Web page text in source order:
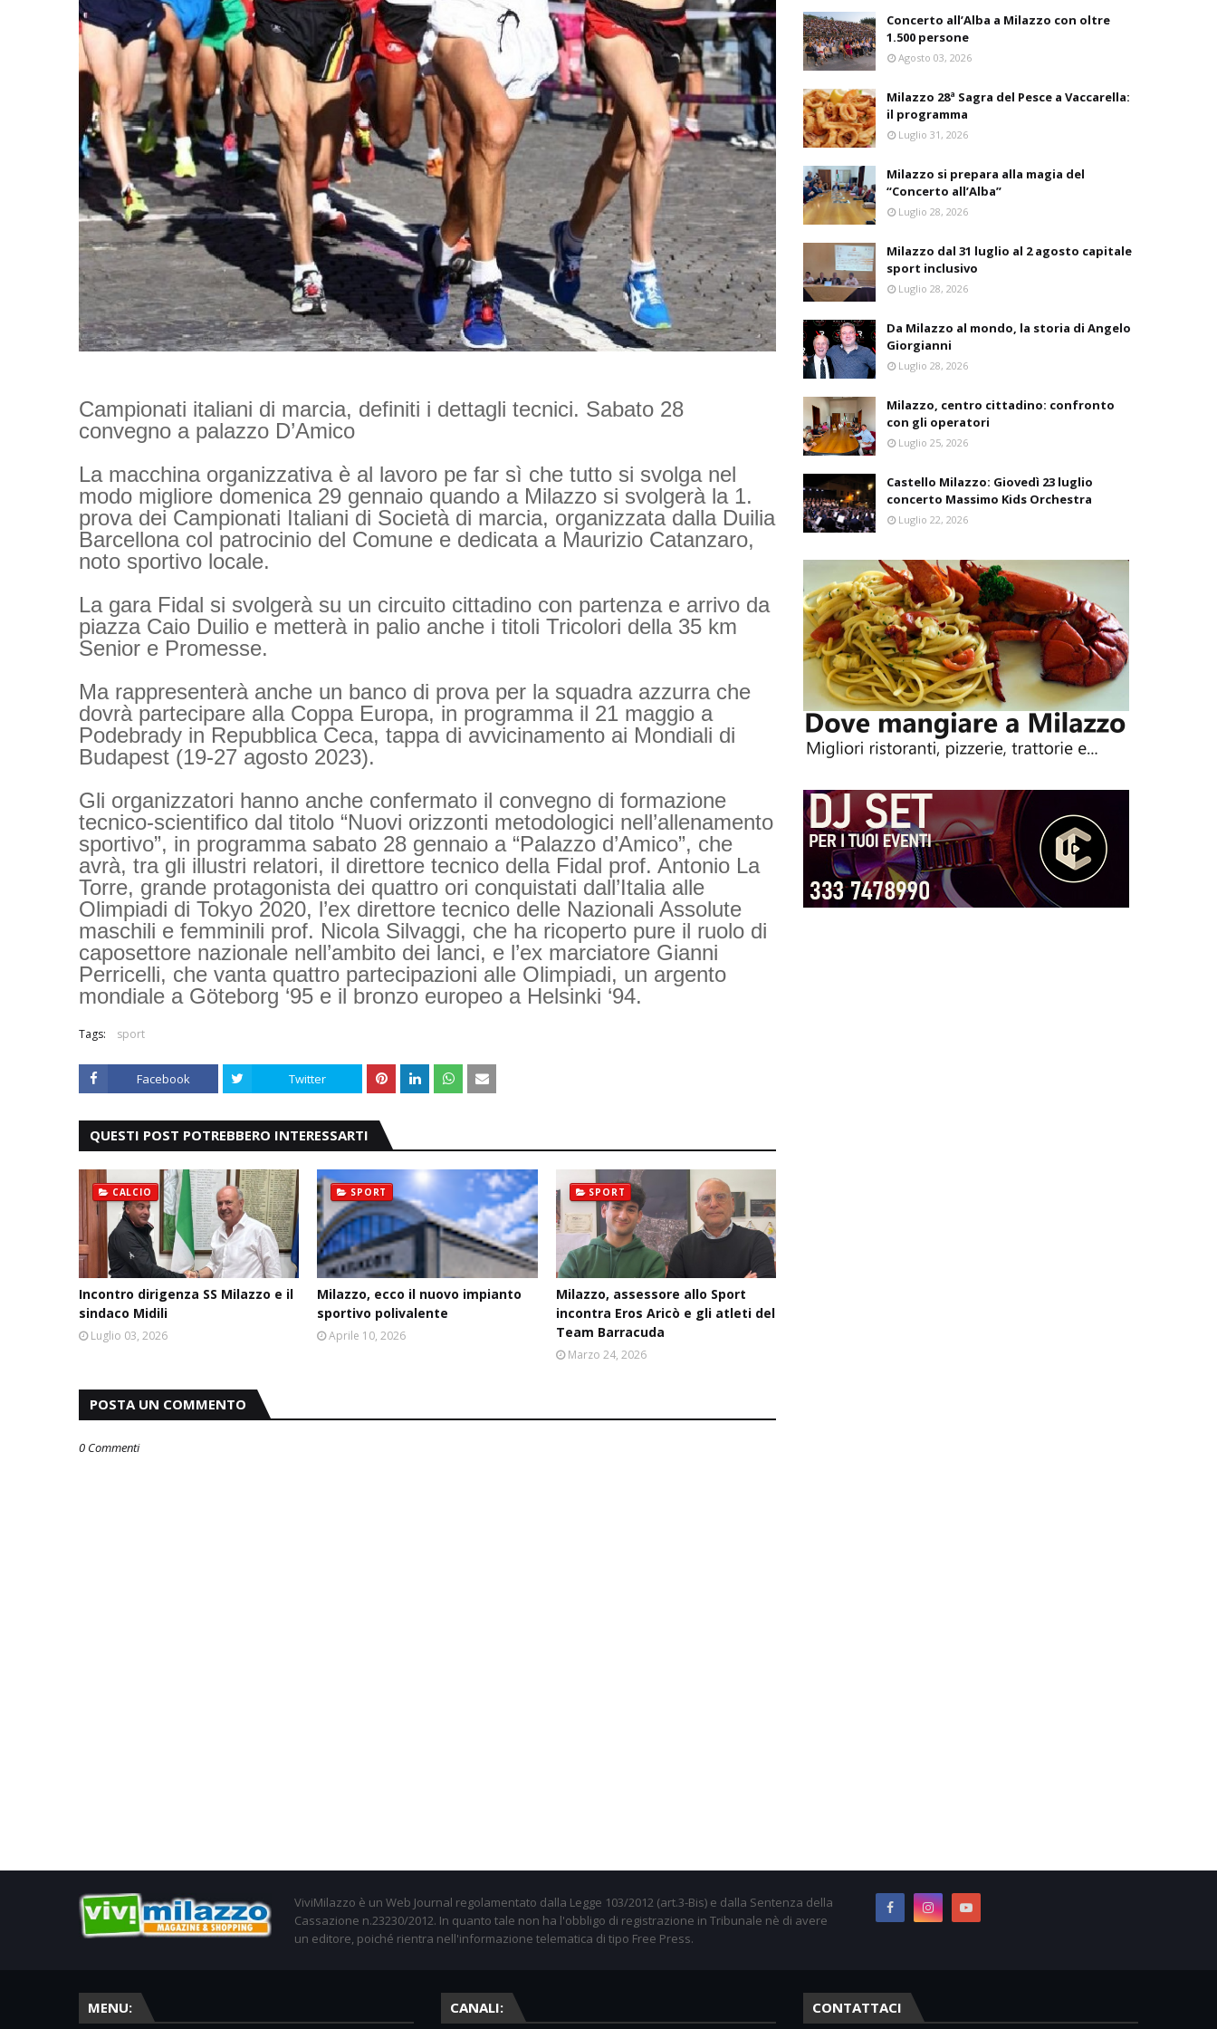
Campionati italiani di marcia, definiti i dettagli tecnici. Sabato 28
convegno a palazzo D’Amico
La macchina organizzativa è al lavoro pe far sì che tutto si svolga nel
modo migliore domenica 29 gennaio quando a Milazzo si svolgerà la 1.
prova dei Campionati Italiani di Società di marcia, organizzata dalla Duilia
Barcellona col patrocinio del Comune e dedicata a Maurizio Catanzaro,
noto sportivo locale.
La gara Fidal si svolgerà su un circuito cittadino con partenza e arrivo da
piazza Caio Duilio e metterà in palio anche i titoli Tricolori della 35 km
Senior e Promesse.
Ma rappresenterà anche un banco di prova per la squadra azzurra che
dovrà partecipare alla Coppa Europa, in programma il 21 maggio a
Podebrady in Repubblica Ceca, tappa di avvicinamento ai Mondiali di
Budapest (19-27 agosto 2023).
Gli organizzatori hanno anche confermato il convegno di formazione
tecnico-scientifico dal titolo “Nuovi orizzonti metodologici nell’allenamento
sportivo”, in programma sabato 28 gennaio a “Palazzo d’Amico”, che
avrà, tra gli illustri relatori, il direttore tecnico della Fidal prof. Antonio La
Torre, grande protagonista dei quattro ori conquistati dall’Italia alle
Olimpiadi di Tokyo 2020, l’ex direttore tecnico delle Nazionali Assolute
maschili e femminili prof. Nicola Silvaggi, che ha ricoperto pure il ruolo di
caposettore nazionale nell’ambito dei lanci, e l’ex marciatore Gianni
Perricelli, che vanta quattro partecipazioni alle Olimpiadi, un argento
mondiale a Göteborg ‘95 e il bronzo europeo a Helsinki ‘94.
Tags: sport
Facebook Twitter
QUESTI POST POTREBBERO INTERESSARTI
CALCIO
Incontro dirigenza SS Milazzo e il
sindaco Midili
Luglio 03, 2026
SPORT
Milazzo, ecco il nuovo impianto
sportivo polivalente
Aprile 10, 2026
SPORT
Milazzo, assessore allo Sport
incontra Eros Aricò e gli atleti del
Team Barracuda
Marzo 24, 2026
POSTA UN COMMENTO
0 Commenti
Concerto all’Alba a Milazzo con oltre
1.500 persone
Agosto 03, 2026
Milazzo 28ª Sagra del Pesce a Vaccarella:
il programma
Luglio 31, 2026
Milazzo si prepara alla magia del
“Concerto all’Alba”
Luglio 28, 2026
Milazzo dal 31 luglio al 2 agosto capitale
sport inclusivo
Luglio 28, 2026
Da Milazzo al mondo, la storia di Angelo
Giorgianni
Luglio 28, 2026
Milazzo, centro cittadino: confronto
con gli operatori
Luglio 25, 2026
Castello Milazzo: Giovedì 23 luglio
concerto Massimo Kids Orchestra
Luglio 22, 2026
ViviMilazzo è un Web Journal regolamentato dalla Legge 103/2012 (art.3-Bis) e dalla Sentenza della
Cassazione n.23230/2012. In quanto tale non ha l'obbligo di registrazione in Tribunale nè di avere
un editore, poiché rientra nell'informazione telematica di tipo Free Press.
MENU: CANALI: CONTATTACI